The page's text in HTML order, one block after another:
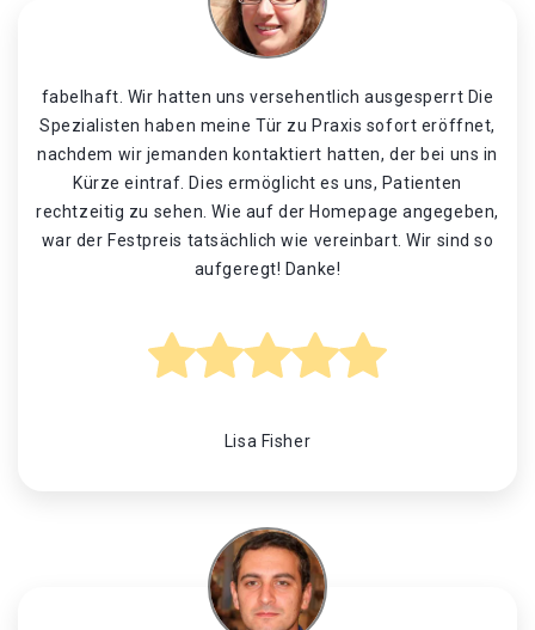
fabelhaft. Wir hatten uns versehentlich ausgesperrt Die
Spezialisten haben meine Tür zu Praxis sofort eröffnet,
nachdem wir jemanden kontaktiert hatten, der bei uns in
Kürze eintraf. Dies ermöglicht es uns, Patienten
rechtzeitig zu sehen. Wie auf der Homepage angegeben,
war der Festpreis tatsächlich wie vereinbart. Wir sind so
aufgeregt! Danke!
Lisa Fisher